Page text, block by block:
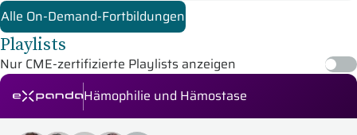
Alle On-Demand-Fortbildungen
Playlists
Nur CME-zertifizierte Playlists anzeigen
expanda SeminareHämophilie und Hämostase